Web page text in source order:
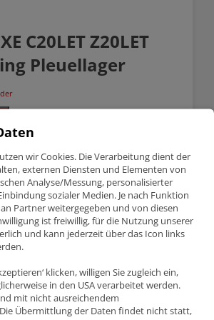
C20LET Z20LET
Pleuellager
Lager,Lagerschalen ,Opel / Vauxhall
Z20LET KING RACING
STD.
wir Cookies. Die Verarbeitung dient der
externen Diensten und Elementen von
Analyse/Messung, personalisierter
sozialer Medien. Je nach Funktion
Partner weitergegeben und von diesen
ist freiwillig, für die Nutzung unserer
und kann jederzeit über das Icon links
klicken, willigen Sie zugleich ein,
in den USA verarbeitet werden.
mit nicht ausreichendem
Übermittlung der Daten findet nicht statt,